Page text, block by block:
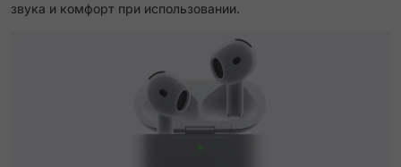
звука и комфорт при использовании.